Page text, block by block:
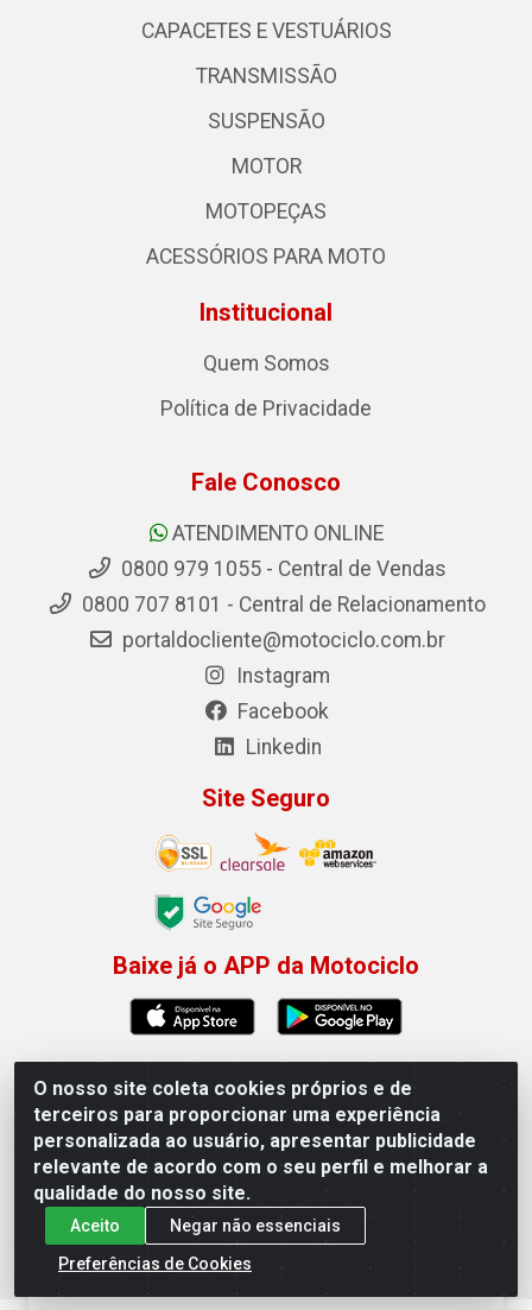
Permitir que a Motociclo envie notificações com
novidades e ofertas exclusivas.
Powered by SendPulse
×
O nosso site coleta cookies próprios e de
terceiros para proporcionar uma experiência
personalizada ao usuário, apresentar publicidade
relevante de acordo com o seu perfil e melhorar a
qualidade do nosso site.
Aceito
Negar não essenciais
Preferências de Cookies
CAPACETES E VESTUÁRIOS
TRANSMISSÃO
SUSPENSÃO
MOTOR
MOTOPEÇAS
ACESSÓRIOS PARA MOTO
Institucional
Quem Somos
Política de Privacidade
Fale Conosco
ATENDIMENTO ONLINE
0800 979 1055 - Central de Vendas
0800 707 8101 - Central de Relacionamento
portaldocliente@motociclo.com.br
Instagram
Facebook
Linkedin
Site Seguro
Baixe já o APP da Motociclo
Motociclo - Rua Francisco Sousa dos Santos, 731 -
Jardim Limoeiro, Serra/ES - CEP 29.164-153 - CNPJ
01.407.607/0001-53